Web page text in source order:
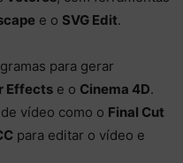
e o SVG Edit.
para gerar
Effects e o Cinema 4D.
vídeo como o Final Cut
para editar o vídeo e